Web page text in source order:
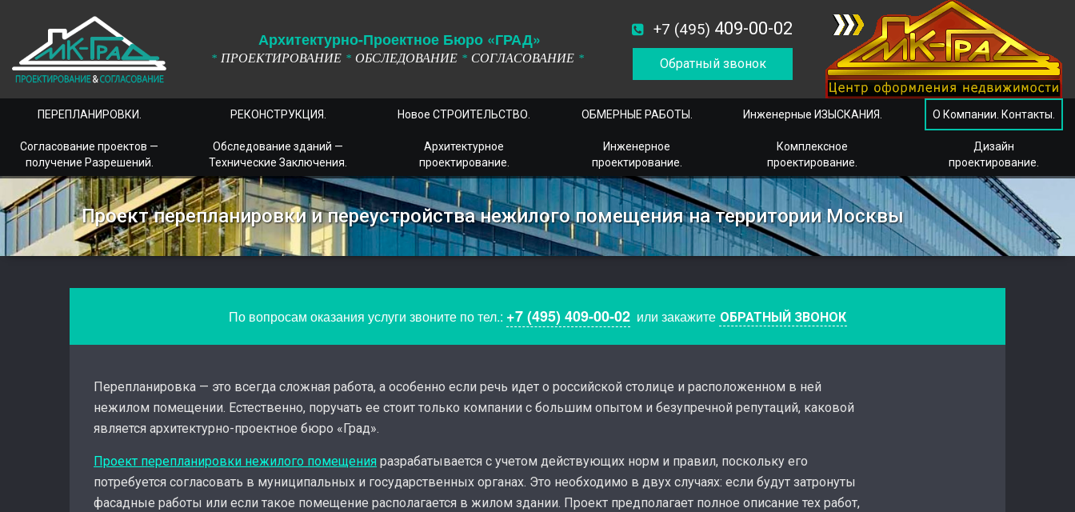
Архитектурно-Проектное Бюро «ГРАД»
* ПРОЕКТИРОВАНИЕ * ОБСЛЕДОВАНИЕ * СОГЛАСОВАНИЕ *
+7 (495) 409-00-02
Обратный звонок
ПЕРЕПЛАНИРОВКИ. РЕКОНСТРУКЦИЯ. Новое СТРОИТЕЛЬСТВО. ОБМЕРНЫЕ РАБОТЫ. Инженерные ИЗЫСКАНИЯ. О Компании. Контакты.
Согласование проектов —
получение Разрешений.
Обследование зданий —
Технические Заключения.
Архитектурное
проектирование.
Инженерное
проектирование.
Комплексное
проектирование.
Дизайн
проектирование.
Проект перепланировки и переустройства нежилого помещения на территории Москвы
По вопросам оказания услуги звоните по тел.: +7 (495) 409-00-02или закажите ОБРАТНЫЙ ЗВОНОК
Перепланировка — это всегда сложная работа, а особенно если речь идет о российской столице и расположенном в ней
нежилом помещении. Естественно, поручать ее стоит только компании с большим опытом и безупречной репутаций, каковой
является архитектурно-проектное бюро «Град».
Проект перепланировки нежилого помещения разрабатывается с учетом действующих норм и правил, поскольку его
потребуется согласовать в муниципальных и государственных органах. Это необходимо в двух случаях: если будут затронуты
фасадные работы или если такое помещение располагается в жилом здании. Проект предполагает полное описание тех работ,